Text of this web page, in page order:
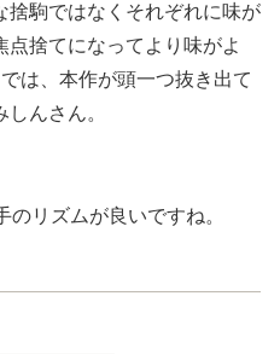
捨駒ではなくそれぞれに味が
捨てになってより味がよ
は、本作が頭一つ抜き出て
んさん。
リズムが良いですね。